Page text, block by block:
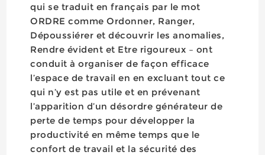
qui se traduit en français par le mot
ORDRE comme Ordonner, Ranger,
Dépoussiérer et découvrir les anomalies,
Rendre évident et Etre rigoureux – ont
conduit à organiser de façon efficace
l’espace de travail en en excluant tout ce
qui n’y est pas utile et en prévenant
l’apparition d’un désordre générateur de
perte de temps pour développer la
productivité en même temps que le
confort de travail et la sécurité des